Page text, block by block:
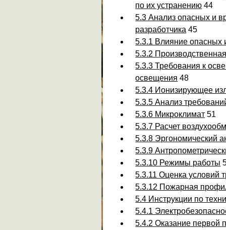
по их устранению 44
5.3 Анализ опасных и
разработчика 45
5.3.1 Влияние опасных
5.3.2
5.3.3 Требования к
освещения 48
5.3.4 Ионизирующее
5.3.5 Анализ
5.3.6 Микроклимат 51
5.3.7 Расчет
5.3.8 Эргономический
5.3.9
5.3.10 Режимы работы
5.3.11 Оценка условий
5.3.12 Пожарная
5.4 Инструкции по
5.4.1
5.4.2 Оказание первой